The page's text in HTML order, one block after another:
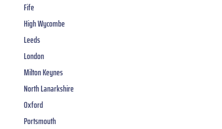
Fife
High Wycombe
Leeds
London
Milton Keynes
North Lanarkshire
Oxford
Portsmouth